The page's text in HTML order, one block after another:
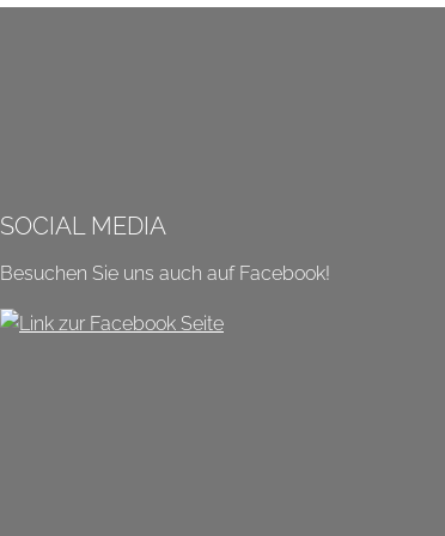
SOCIAL MEDIA
Besuchen Sie uns auch auf Facebook!